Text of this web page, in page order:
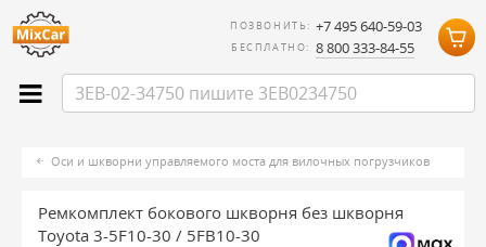
ПОЗВОНИТЬ: +7 495 640-59-03
БЕСПЛАТНО: 8 800 333-84-55
Оси и шкворни управляемого моста для вилочных погрузчиков
Ремкомплект бокового шкворня без шкворня
Toyota 3-5F10-30 / 5FB10-30